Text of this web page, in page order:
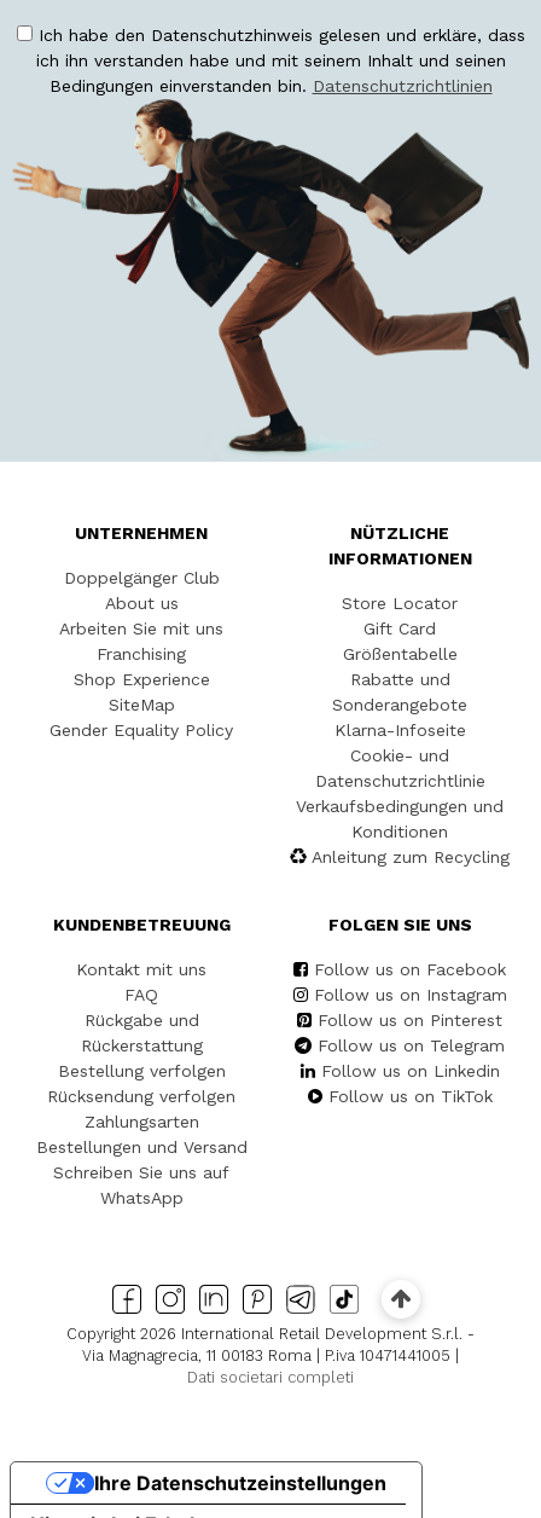
Ich habe den Datenschutzhinweis gelesen und erkläre, dass
ich ihn verstanden habe und mit seinem Inhalt und seinen
Bedingungen einverstanden bin. Datenschutzrichtlinien
UNTERNEHMEN
Doppelgänger Club
About us
Arbeiten Sie mit uns
Franchising
Shop Experience
SiteMap
Gender Equality Policy
NÜTZLICHE
INFORMATIONEN
Store Locator
Gift Card
Größentabelle
Rabatte und
Sonderangebote
Klarna-Infoseite
Cookie- und
Datenschutzrichtlinie
Verkaufsbedingungen und
Konditionen
Anleitung zum Recycling
KUNDENBETREUUNG
Kontakt mit uns
FAQ
Rückgabe und
Rückerstattung
Bestellung verfolgen
Rücksendung verfolgen
Zahlungsarten
Bestellungen und Versand
Schreiben Sie uns auf
WhatsApp
FOLGEN SIE UNS
Follow us on Facebook
Follow us on Instagram
Follow us on Pinterest
Follow us on Telegram
Follow us on Linkedin
Follow us on TikTok
Copyright 2026 International Retail Development S.r.l. -
Via Magnagrecia, 11 00183 Roma | P.iva 10471441005 |
Dati societari completi
Ihre Datenschutzeinstellungen